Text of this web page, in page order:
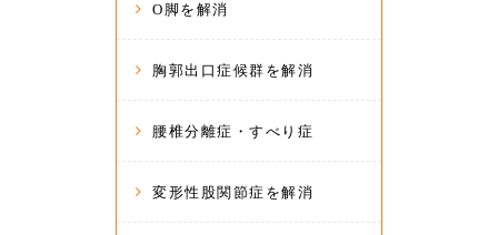
O脚を解消
胸郭出口症候群を解消
腰椎分離症・すべり症
変形性股関節症を解消